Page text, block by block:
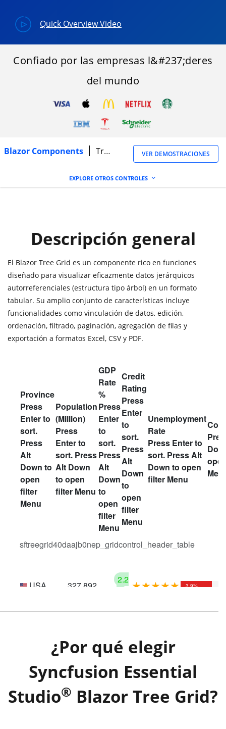
Quick Overview Video
Confiado por las empresas l&#237;deres
del mundo
Blazor Components TreeGrid VER DEMOSTRACIONES
EXPLORE OTROS CONTROLES
Descripción general
El Blazor Tree Grid es un componente rico en funciones
diseñado para visualizar eficazmente datos jerárquicos
autorreferenciales (estructura tipo árbol) en un formato
tabular. Su amplio conjunto de características incluye
funcionalidades como vinculación de datos, edición,
ordenación, filtrado, paginación, agregación de filas y
exportación a formatos Excel, CSV y PDF.
¿Por qué elegir
Syncfusion Essential
Studio® Blazor Tree Grid?